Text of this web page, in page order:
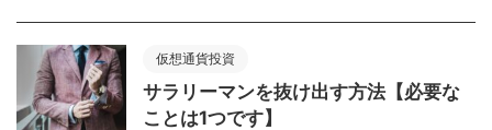
仮想通貨投資
サラリーマンを抜け出す方法【必要な
ことは1つです】